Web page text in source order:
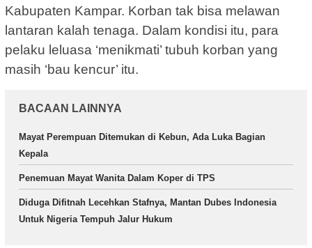
Kabupaten Kampar. Korban tak bisa melawan
lantaran kalah tenaga. Dalam kondisi itu, para
pelaku leluasa ‘menikmati’ tubuh korban yang
masih ‘bau kencur’ itu.
BACAAN LAINNYA
Mayat Perempuan Ditemukan di Kebun, Ada Luka Bagian
Kepala
Penemuan Mayat Wanita Dalam Koper di TPS
Diduga Difitnah Lecehkan Stafnya, Mantan Dubes Indonesia
Untuk Nigeria Tempuh Jalur Hukum